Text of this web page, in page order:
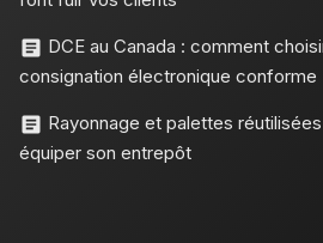
DCE au Canada : comment
consignation électronique conforme
Rayonnage et palettes
équiper son entrepôt